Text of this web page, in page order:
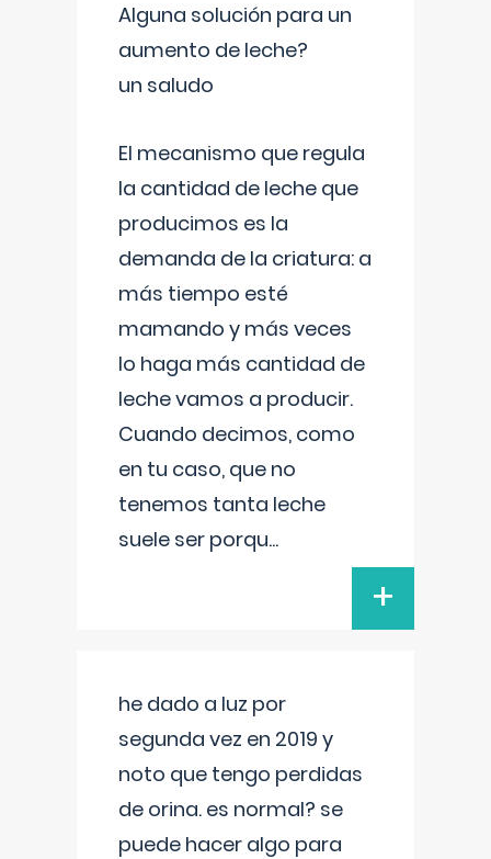
Alguna solución para un
aumento de leche?
un saludo
El mecanismo que regula
la cantidad de leche que
producimos es la
demanda de la criatura: a
más tiempo esté
mamando y más veces
lo haga más cantidad de
leche vamos a producir.
Cuando decimos, como
en tu caso, que no
tenemos tanta leche
suele ser porqu...
+
he dado a luz por
segunda vez en 2019 y
noto que tengo perdidas
de orina. es normal? se
puede hacer algo para